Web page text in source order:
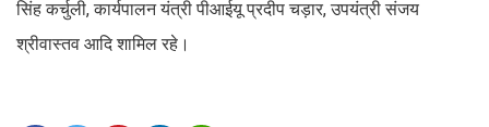
सिंह कर्चुली, कार्यपालन यंत्री पीआईयू प्रदीप चड़ार, उपयंत्री संजय
श्रीवास्तव आदि शामिल रहे।